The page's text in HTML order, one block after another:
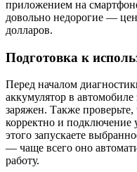
приложением на
довольно недорогие —
долларов.
Подготовка к
Перед началом
аккумулятор в
заряжен. Также
корректно и подключение
этого запускаете
— чаще всего оно
работу.